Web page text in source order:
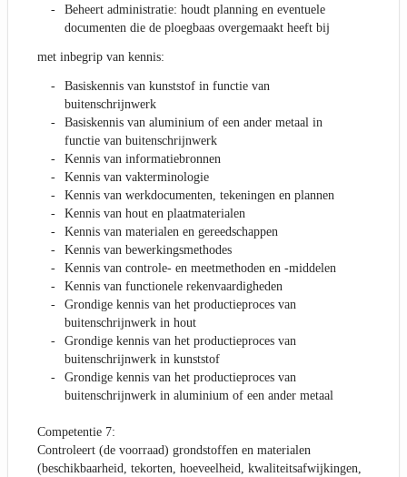
Beheert administratie: houdt planning en eventuele
documenten die de ploegbaas overgemaakt heeft bij
met inbegrip van kennis:
Basiskennis van kunststof in functie van
buitenschrijnwerk
Basiskennis van aluminium of een ander metaal in
functie van buitenschrijnwerk
Kennis van informatiebronnen
Kennis van vakterminologie
Kennis van werkdocumenten, tekeningen en plannen
Kennis van hout en plaatmaterialen
Kennis van materialen en gereedschappen
Kennis van bewerkingsmethodes
Kennis van controle- en meetmethoden en -middelen
Kennis van functionele rekenvaardigheden
Grondige kennis van het productieproces van
buitenschrijnwerk in hout
Grondige kennis van het productieproces van
buitenschrijnwerk in kunststof
Grondige kennis van het productieproces van
buitenschrijnwerk in aluminium of een ander metaal
Competentie 7:
Controleert (de voorraad) grondstoffen en materialen
(beschikbaarheid, tekorten, hoeveelheid, kwaliteitsafwijkingen,